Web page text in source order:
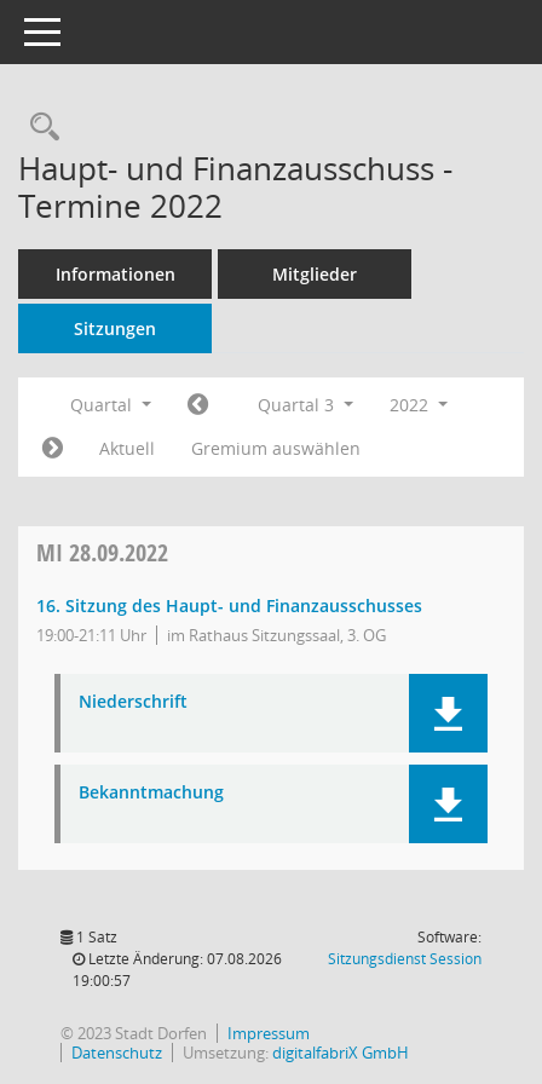
Toggle navigation
Rechercheauswahl
Haupt- und Finanzausschuss -
Termine 2022
Informationen Mitglieder
Sitzungen
Quartal Quartal 3
2022
Aktuell
Gremium auswählen
MI 28.09.2022
16. Sitzung des Haupt- und Finanzausschusses
19:00-21:11 Uhr im Rathaus Sitzungssaal, 3. OG
Niederschrift
Bekanntmachung
1 Satz
Letzte Änderung: 07.08.2026
19:00:57
Software:
SitzungsdienstSession(Wird in
© 2023 Stadt Dorfen
Impressum
Datenschutz
Umsetzung:digitalfabriX GmbH